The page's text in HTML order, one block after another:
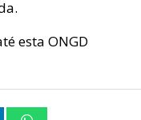
esta ONGD